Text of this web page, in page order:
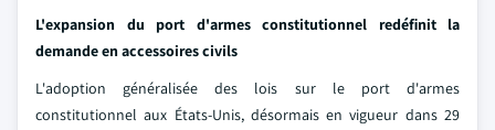
L'expansion du port d'armes constitutionnel redéfinit la
demande en accessoires civils
L'adoption généralisée des lois sur le port d'armes
constitutionnel aux États-Unis, désormais en vigueur dans 29